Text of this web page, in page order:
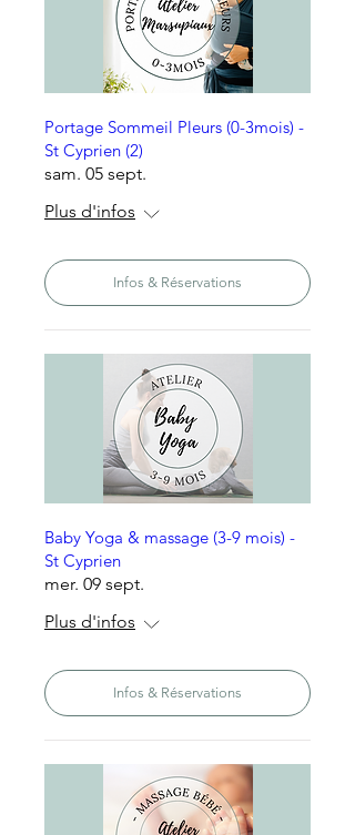
Portage Sommeil Pleurs (0-3mois) -
St Cyprien (2)
sam. 05 sept.
Plus d'infos
Infos & Réservations
Baby Yoga & massage (3-9 mois) -
St Cyprien
mer. 09 sept.
Plus d'infos
Infos & Réservations